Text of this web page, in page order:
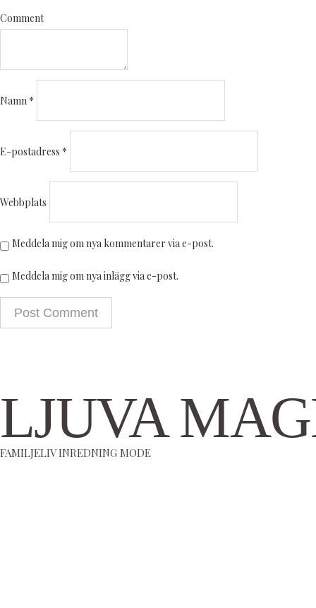
Comment
Namn *
E-postadress *
Webbplats
Meddela mig om nya kommentarer via e-post.
Meddela mig om nya inlägg via e-post.
LJUVA
FAMILJELIV INREDNING MODE